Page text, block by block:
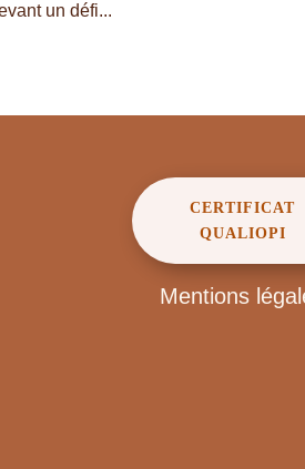
un défi...
CERTIFICAT
QUALIOPI
Mentions